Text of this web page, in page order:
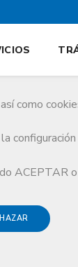
ACEPTAR
a los pacientes